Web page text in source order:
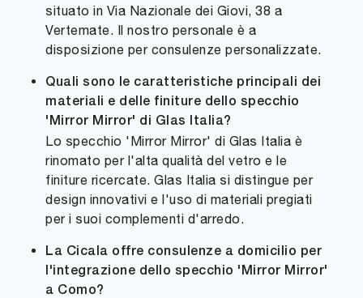
situato in Via Nazionale dei Giovi, 38 a
Vertemate. Il nostro personale è a
disposizione per consulenze personalizzate.
Quali sono le caratteristiche principali dei
materiali e delle finiture dello specchio
'Mirror Mirror' di Glas Italia?
Lo specchio 'Mirror Mirror' di Glas Italia è
rinomato per l'alta qualità del vetro e le
finiture ricercate. Glas Italia si distingue per
design innovativi e l'uso di materiali pregiati
per i suoi complementi d'arredo.
La Cicala offre consulenze a domicilio per
l'integrazione dello specchio 'Mirror Mirror'
a Como?